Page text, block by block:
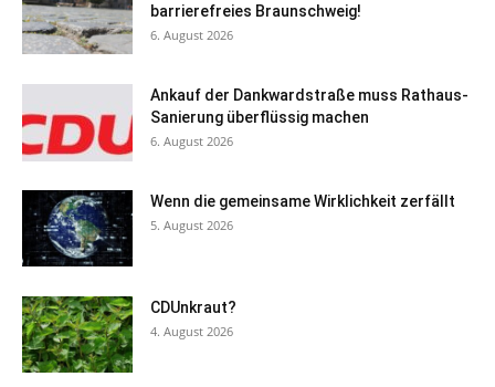
barrierefreies Braunschweig!
6. August 2026
Ankauf der Dankwardstraße muss Rathaus-
Sanierung überflüssig machen
6. August 2026
Wenn die gemeinsame Wirklichkeit zerfällt
5. August 2026
CDUnkraut?
4. August 2026